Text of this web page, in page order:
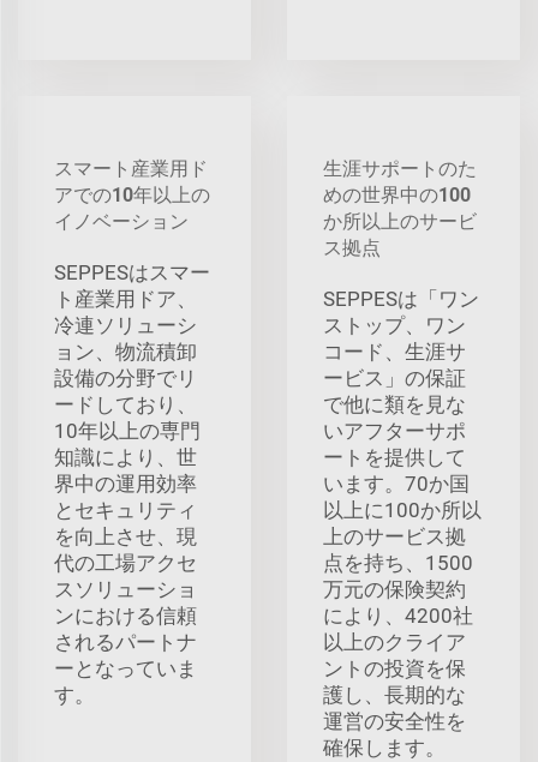
スマート産業用ド
アでの10年以上の
イノベーション
SEPPESはスマー
ト産業用ドア、
冷連ソリューシ
ョン、物流積卸
設備の分野でリ
ードしており、
10年以上の専門
知識により、世
界中の運用効率
とセキュリティ
を向上させ、現
代の工場アクセ
スソリューショ
ンにおける信頼
されるパートナ
ーとなっていま
す。
生涯サポートのた
めの世界中の100
か所以上のサービ
ス拠点
SEPPESは「ワン
ストップ、ワン
コード、生涯サ
ービス」の保証
で他に類を見な
いアフターサポ
ートを提供して
います。70か国
以上に100か所以
上のサービス拠
点を持ち、1500
万元の保険契約
により、4200社
以上のクライア
ントの投資を保
護し、長期的な
運営の安全性を
確保します。